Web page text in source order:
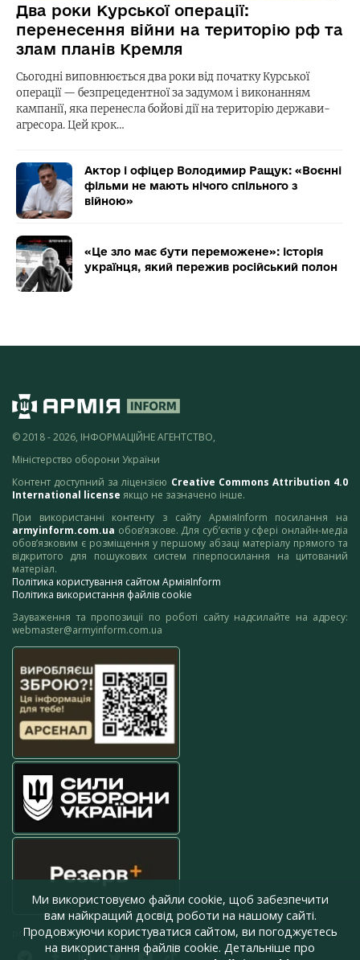
Два роки Курської операції:
перенесення війни на територію рф та
злам планів Кремля
Сьогодні виповнюється два роки від початку Курської
операції — безпрецедентної за задумом і виконанням
кампанії, яка перенесла бойові дії на територію держави-
агресора. Цей крок…
Актор і офіцер Володимир Ращук: «Воєнні
фільми не мають нічого спільного з
війною»
«Це зло має бути переможене»: історія
українця, який пережив російський полон
© 2018 - 2026, ІНФОРМАЦІЙНЕ АГЕНТСТВО,
Міністерство оборони України
Контент доступний за ліцензією Creative Commons Attribution 4.0
International license якщо не зазначено інше.
При використанні контенту з сайту АрміяInform посилання на
armyinform.com.ua обов’язкове. Для суб’єктів у сфері онлайн-медіа
обов’язковим є розміщення у першому абзаці матеріалу прямого та
відкритого для пошукових систем гіперпосилання на цитований
матеріал.
Політика користування сайтом АрміяInform
Політика використання файлів cookie
Зауваження та пропозиції по роботі сайту надсилайте на адресу:
webmaster@armyinform.com.ua
press@armyinform.com.ua
Ми використовуємо файли cookie, щоб забезпечити
вам найкращий досвід роботи на нашому сайті.
Продовжуючи користуватися сайтом, ви погоджуєтесь
на використання файлів cookie. Детальніше про